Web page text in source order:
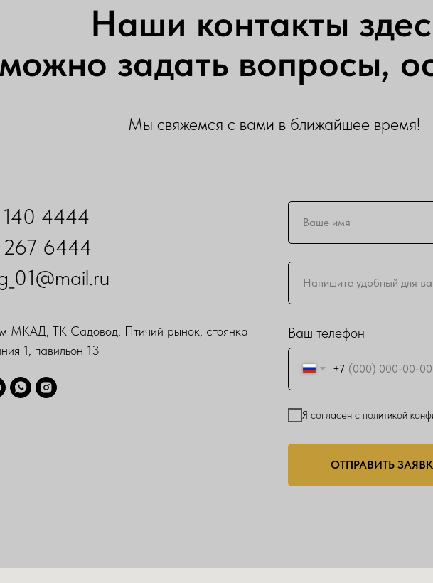
Наши контакты
задать вопросы,
Мы свяжемся с вами в ближайшее время!
4444
6444
МКАД, ТК Садовод, Птичий рынок, стоянка
1, павильон 13
Ваш телефон
+7
Я согласен с политикой
ОТПРАВИТЬ